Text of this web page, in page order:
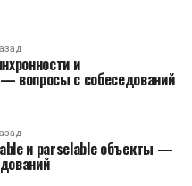
и
вопросы с собеседований
и parselable объекты —